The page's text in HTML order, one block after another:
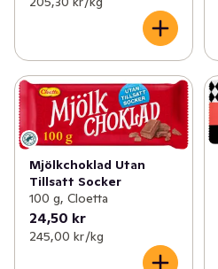
Mjölkchoklad Utan
Tillsatt Socker
100 g, Cloetta
24,50 kr
245,00 kr /kg